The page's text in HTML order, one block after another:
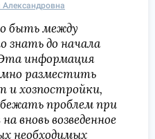
быть между
до начала
информация
разместить
и хозпостройки,
проблем при
вновь возведенное
необходимых